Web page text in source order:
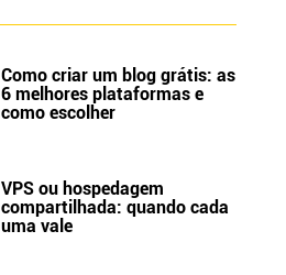
Como criar um blog grátis: as
6 melhores plataformas e
como escolher
VPS ou hospedagem
compartilhada: quando cada
uma vale